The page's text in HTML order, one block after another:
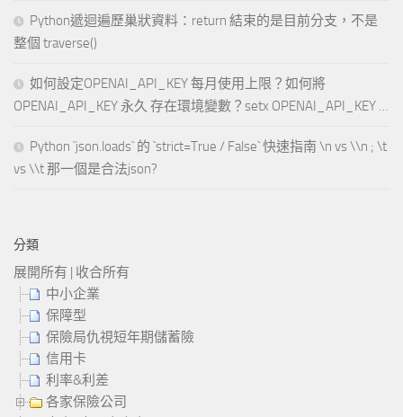
Python遞迴遍歷巢狀資料：return 結束的是目前分支，不是
整個 traverse()
如何設定OPENAI_API_KEY 每月使用上限？如何將
OPENAI_API_KEY 永久 存在環境變數？setx OPENAI_API_KEY …
Python `json.loads` 的 `strict=True / False` 快速指南 \n vs \\n ; \t
vs \\t 那一個是合法json?
分類
展開所有 | 收合所有
中小企業
保障型
保險局仇視短年期儲蓄險
信用卡
利率&利差
各家保險公司